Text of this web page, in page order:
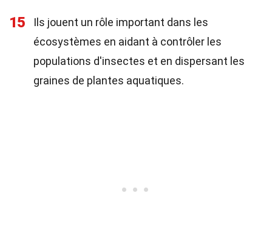
15
Ils jouent un rôle important dans les
écosystèmes en aidant à contrôler les
populations d'insectes et en dispersant les
graines de plantes aquatiques.